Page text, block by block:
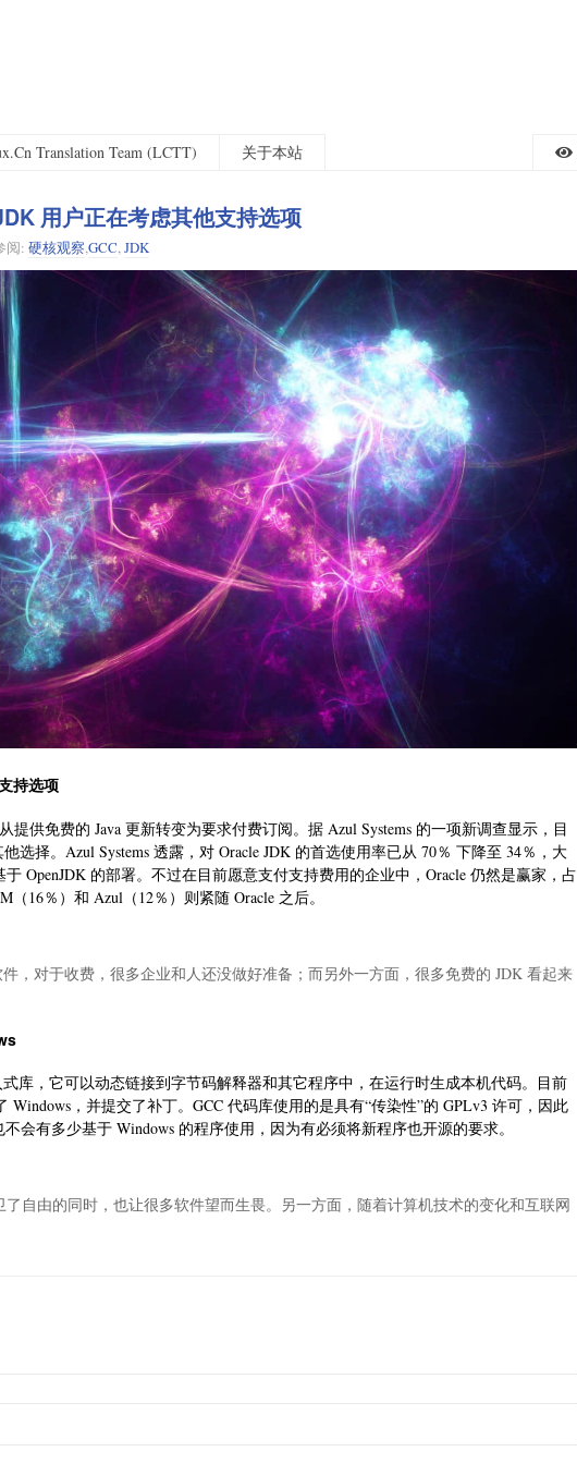
Translation Team (LCTT) 关于本站
用户正在考虑其他支持选项
阅: 硬核观察,GCC,JDK
持选项
提供免费的 Java 更新转变为要求付费订阅。据 Azul Systems 的一项新调查显示，目
选择。Azul Systems 透露，对 Oracle JDK 的首选使用率已从 70％ 下降至 34％，大
OpenJDK 的部署。不过在目前愿意支付支持费用的企业中，Oracle 仍然是赢家，占
16％）和 Azul（12％）则紧随 Oracle 之后。
，对于收费，很多企业和人还没做好准备；而另外一方面，很多免费的 JDK 看起来
库，它可以动态链接到字节码解释器和其它程序中，在运行时生成本机代码。目前
Windows，并提交了补丁。GCC 代码库使用的是具有“传染性”的 GPLv3 许可，因此
会有多少基于 Windows 的程序使用，因为有必须将新程序也开源的要求。
自由的同时，也让很多软件望而生畏。另一方面，随着计算机技术的变化和互联网